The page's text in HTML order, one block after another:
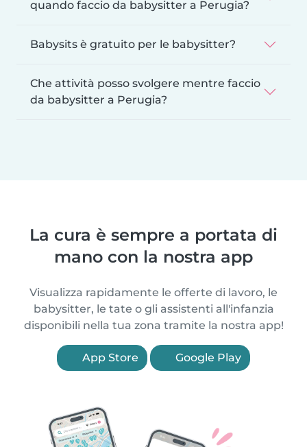
quando faccio da babysitter a Perugia?
Babysits è gratuito per le babysitter?
Che attività posso svolgere mentre faccio
da babysitter a Perugia?
La cura è sempre a portata di
mano con la nostra app
Visualizza rapidamente le offerte di lavoro, le
babysitter, le tate o gli assistenti all'infanzia
disponibili nella tua zona tramite la nostra app!
App Store Google Play